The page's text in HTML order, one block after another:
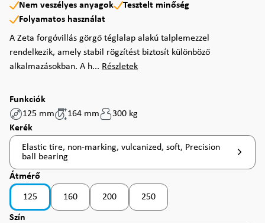
Nem veszélyes anyagok
Tesztelt minőség
Folyamatos használat
A Zeta forgóvillás görgő téglalap alakú talplemezzel
rendelkezik, amely stabil rögzítést biztosít különböző
alkalmazásokban. A h... Részletek
Funkciók
125 mm
164 mm
300 kg
Válasszon
Kerék
Elastic tire, non-marking, vulcanized, soft, Precision
ball bearing
Válasszon
Átmérő
125 160 200 250
Válasszon
Szín